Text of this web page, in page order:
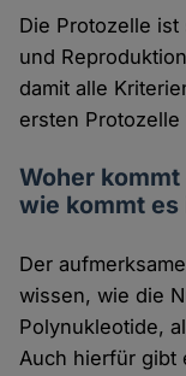
Die Protozelle
und
damit alle
ersten
Woher
wie kommt es
Der
wissen, wie die
Polynukleotide,
Auch hierfür gibt